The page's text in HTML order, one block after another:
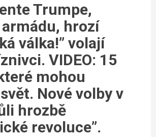
Trumpe,
hrozí
válka!” volají
VIDEO: 15
mohou
Nové volby v
hrozbě
revoluce”.